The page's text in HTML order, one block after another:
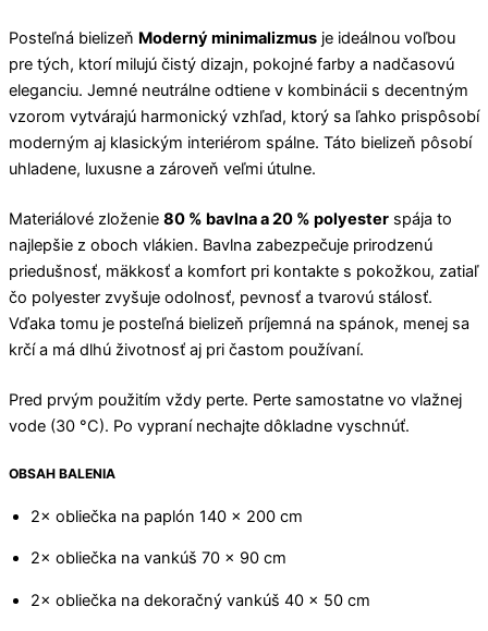
Posteľná bielizeň Moderný minimalizmus je ideálnou voľbou
pre tých, ktorí milujú čistý dizajn, pokojné farby a nadčasovú
eleganciu. Jemné neutrálne odtiene v kombinácii s decentným
vzorom vytvárajú harmonický vzhľad, ktorý sa ľahko prispôsobí
moderným aj klasickým interiérom spálne. Táto bielizeň pôsobí
uhladene, luxusne a zároveň veľmi útulne.
Materiálové zloženie 80 % bavlna a 20 % polyester spája to
najlepšie z oboch vlákien. Bavlna zabezpečuje prirodzenú
priedušnosť, mäkkosť a komfort pri kontakte s pokožkou, zatiaľ
čo polyester zvyšuje odolnosť, pevnosť a tvarovú stálosť.
Vďaka tomu je posteľná bielizeň príjemná na spánok, menej sa
krčí a má dlhú životnosť aj pri častom používaní.
Pred prvým použitím vždy perte. Perte samostatne vo vlažnej
vode (30 °C). Po vypraní nechajte dôkladne vyschnúť.
OBSAH BALENIA
2× obliečka na paplón 140 × 200 cm
2× obliečka na vankúš 70 × 90 cm
2× obliečka na dekoračný vankúš 40 × 50 cm